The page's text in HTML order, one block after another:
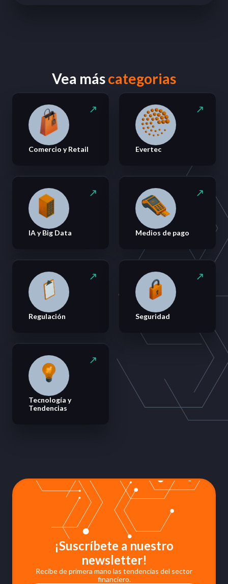
Vea máscategorias
Comercio y Retail Evertec
IA y Big Data Medios de pago
Regulación Seguridad
Tecnología y
Tendencias
¡Suscríbete a nuestro
newsletter!
Recibe de primera mano las tendencias del sector
financiero.